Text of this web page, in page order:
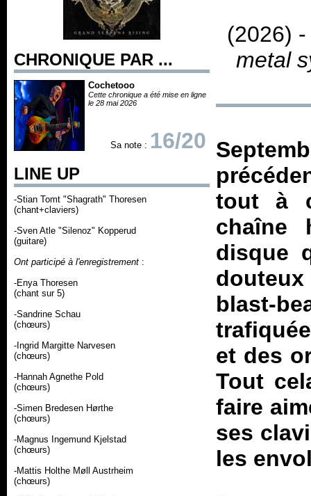
CHRONIQUE PAR ...
Cochetooo
Cette chronique a été mise en ligne
le 28 mai 2026
Sa note : 16/20
LINE UP
-Stian Tomt "Shagrath" Thoresen
(chant+claviers)
-Sven Atle "Silenoz" Kopperud
(guitare)
Ont participé à l'enregistrement :
-Enya Thoresen
(chant sur 5)
-Sandrine Schau
(chœurs)
-Ingrid Margitte Narvesen
(chœurs)
-Hannah Agnethe Pold
(chœurs)
-Simen Bredesen Hørthe
(chœurs)
-Magnus Ingemund Kjelstad
(chœurs)
-Mattis Holthe Møll Austrheim
(chœurs)
(2026)
metal
tout à
chaîne
disque
blast-
et des
Tout
faire
ses
les